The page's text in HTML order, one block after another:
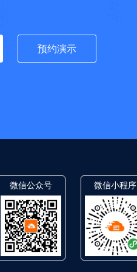
预约演示
微信公众号 微信小程序